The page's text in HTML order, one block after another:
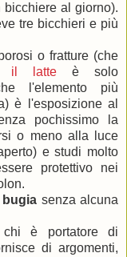
al giorno).
tre bicchieri e più
o fratture (che
il latteè solo
l'elemento più
è l'esposizione al
pochissimo la
o meno alla luce
e studi molto
protettivo nei
bugia senza alcuna
chi è portatore di
di argomenti,